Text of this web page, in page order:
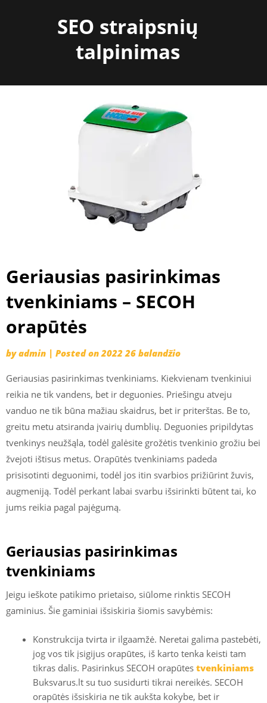
SEO straipsnių
talpinimas
Geriausias pasirinkimas
tvenkiniams – SECOH
orapūtės
byadmin | Posted on2022 26 balandžio
Geriausias pasirinkimas tvenkiniams. Kiekvienam tvenkiniui
reikia ne tik vandens, bet ir deguonies. Priešingu atveju
vanduo ne tik būna mažiau skaidrus, bet ir priterštas. Be to,
greitu metu atsiranda įvairių dumblių. Deguonies pripildytas
tvenkinys neužšąla, todėl galėsite grožėtis tvenkinio grožiu bei
žvejoti ištisus metus. Orapūtės tvenkiniams padeda
prisisotinti deguonimi, todėl jos itin svarbios prižiūrint žuvis,
augmeniją. Todėl perkant labai svarbu išsirinkti būtent tai, ko
jums reikia pagal pajėgumą.
Geriausias pasirinkimas
tvenkiniams
Jeigu ieškote patikimo prietaiso, siūlome rinktis SECOH
gaminius. Šie gaminiai išsiskiria šiomis savybėmis:
Konstrukcija tvirta ir ilgaamžė. Neretai galima pastebėti,
jog vos tik įsigijus orapūtes, iš karto tenka keisti tam
tikras dalis. Pasirinkus SECOH orapūtes tvenkiniams
Buksvarus.lt su tuo susidurti tikrai nereikės. SECOH
orapūtės išsiskiria ne tik aukšta kokybe, bet ir